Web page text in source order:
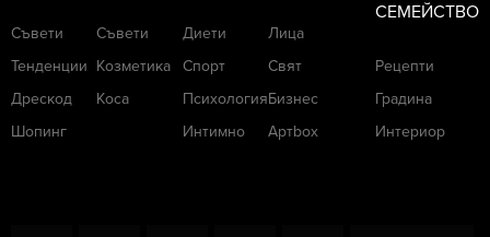
Съвети
Тенденции
Дрескод
Шопинг
Съвети
Козметика
Коса
Диети
Спорт
Психология
Интимно
Лица
Свят
Бизнес
Артbox
СЕМЕЙСТВО
Рецепти
Градина
Интериор